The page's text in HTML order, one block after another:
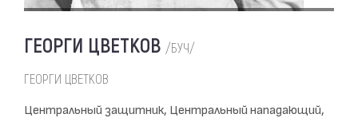
ГЕОРГИ ЦВЕТКОВ /БУЧ/
ГЕОРГИ ЦВЕТКОВ
Центральный защитник, Центральный нападающий,